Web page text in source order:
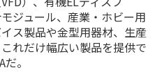
ジュール、産業・ホビー用
ス製品や金型用器材、生産
れだけ幅広い製品を提供で
。